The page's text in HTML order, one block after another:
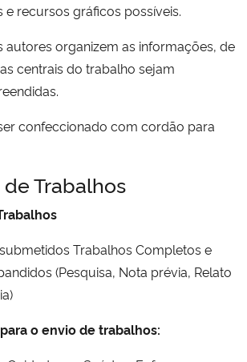
e dos Direitos Humanos
e recursos gráficos possíveis.
autores organizem as informações, de
centrais do trabalho sejam
confeccionado com cordão para
Trabalhos
Trabalhos Completos e
(Pesquisa, Nota prévia, Relato
o envio de trabalhos: